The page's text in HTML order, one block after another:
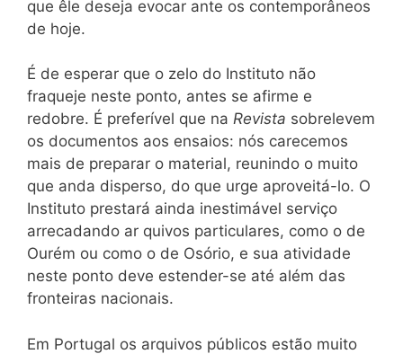
que êle deseja evocar ante os contemporâneos
de hoje.
É de esperar que o zelo do Instituto não
fraqueje neste ponto, antes se afirme e
redobre. É preferível que na Revista sobrelevem
os documentos aos ensaios: nós carecemos
mais de preparar o material, reunindo o muito
que anda disperso, do que urge aproveitá-lo. O
Instituto prestará ainda inestimável serviço
arrecadando ar quivos particulares, como o de
Ourém ou como o de Osório, e sua atividade
neste ponto deve estender-se até além das
fronteiras nacionais.
Em Portugal os arquivos públicos estão muito